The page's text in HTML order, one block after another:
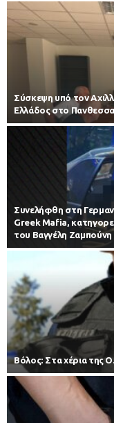
Σύσκεψη υπό τον
Ελλάδος στο
Συνελήφθη στη
Greek Mafia,
του Βαγγέλη Ζαμπούνη
Βόλος: Στα χέρια της